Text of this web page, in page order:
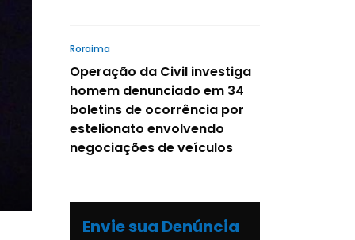
Roraima
Operação da Civil investiga
homem denunciado em 34
boletins de ocorrência por
estelionato envolvendo
negociações de veículos
Envie sua Denúncia